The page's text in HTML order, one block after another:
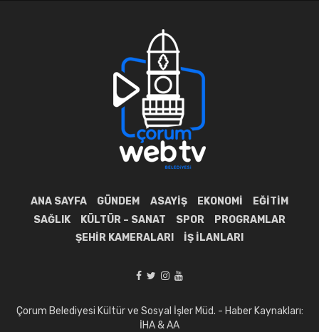
ANA SAYFA GÜNDEM ASAYIŞ EKONOMI
EĞITIM
SAĞLIK
KÜLTÜR – SANAT SPOR
PROGRAMLAR
ŞEHIR KAMERALARI
İŞ İLANLARI
Çorum Belediyesi Kültür ve Sosyal İşler Müd. - Haber Kaynakları:
İHA & AA